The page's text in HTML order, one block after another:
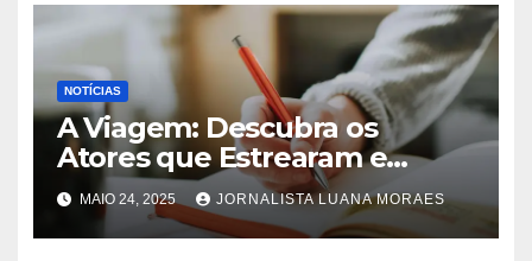
NOTÍCIAS
A Viagem: Descubra os
Atores que Estrearam e
Fizeram História na Novela!
MAIO 24, 2025 JORNALISTA LUANA MORAES